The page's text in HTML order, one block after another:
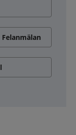
Felanmälan